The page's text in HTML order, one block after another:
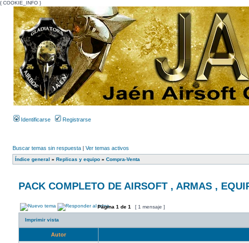
{ COOKIE_INFO }
Identificarse Registrarse
Buscar temas sin respuesta | Ver temas activos
Índice general » Replicas y equipo » Compra-Venta
PACK COMPLETO DE AIRSOFT , ARMAS ,
Página 1 de 1 [ 1 mensaje ]
Imprimir vista
Autor